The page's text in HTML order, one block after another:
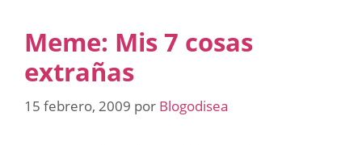
Meme: Mis 7 cosas
extrañas
15 febrero, 2009 por Blogodisea